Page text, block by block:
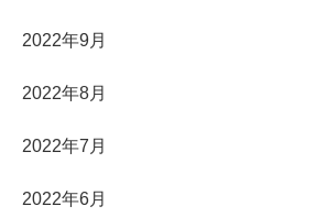
2022年9月
2022年8月
2022年7月
2022年6月